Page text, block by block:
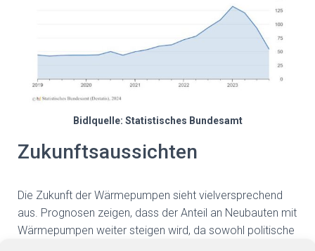
Bidlquelle: Statistisches Bundesamt
Zukunftsaussichten
Die Zukunft der Wärmepumpen sieht vielversprechend
aus. Prognosen zeigen, dass der Anteil an Neubauten mit
Wärmepumpen weiter steigen wird, da sowohl politische